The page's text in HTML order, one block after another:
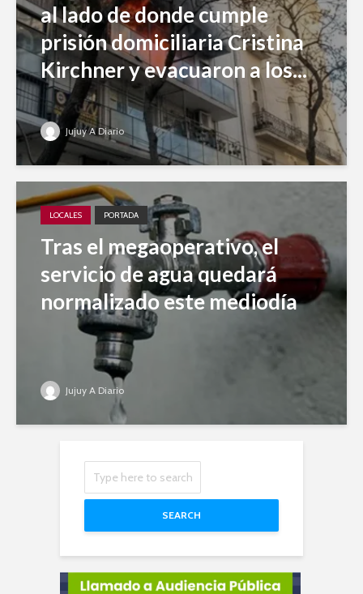
al lado de donde cumple
prisión domiciliaria Cristina
Kirchner y evacuaron a los...
Jujuy A Diario
LOCALES PORTADA
Tras el megaoperativo, el
servicio de agua quedará
normalizado este mediodía
Jujuy A Diario
SEARCH